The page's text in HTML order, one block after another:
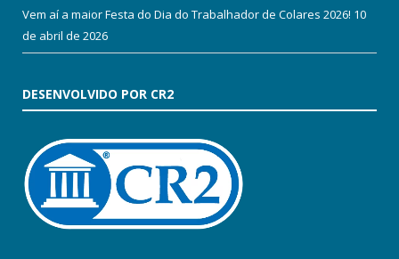
Vem aí a maior Festa do Dia do Trabalhador de Colares 2026! 10
de abril de 2026
DESENVOLVIDO POR CR2